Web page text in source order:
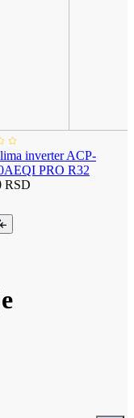
inverter ACP-
PRO R32
RSD